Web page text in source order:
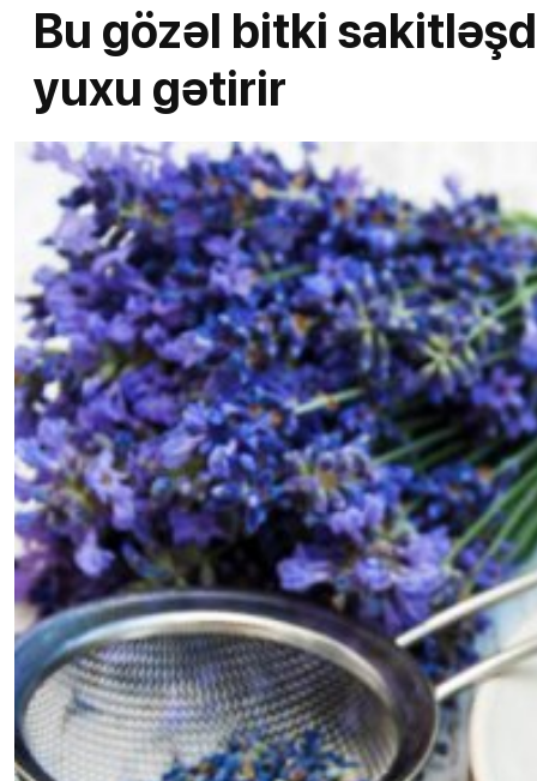
Bu gözəl bitki
yuxu gətirir